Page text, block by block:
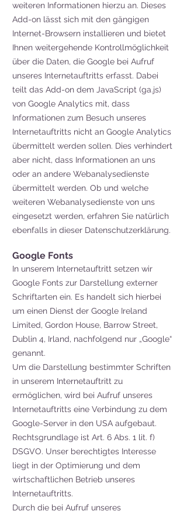
weiteren Informationen hierzu an. Dieses
Add-on lässt sich mit den gängigen
Internet-Browsern installieren und bietet
Ihnen weitergehende Kontrollmöglichkeit
über die Daten, die Google bei Aufruf
unseres Internetauftritts erfasst. Dabei
teilt das Add-on dem JavaScript (ga.js)
von Google Analytics mit, dass
Informationen zum Besuch unseres
Internetauftritts nicht an Google Analytics
übermittelt werden sollen. Dies verhindert
aber nicht, dass Informationen an uns
oder an andere Webanalysedienste
übermittelt werden. Ob und welche
weiteren Webanalysedienste von uns
eingesetzt werden, erfahren Sie natürlich
ebenfalls in dieser Datenschutzerklärung.
Google Fonts
In unserem Internetauftritt setzen wir
Google Fonts zur Darstellung externer
Schriftarten ein. Es handelt sich hierbei
um einen Dienst der Google Ireland
Limited, Gordon House, Barrow Street,
Dublin 4, Irland, nachfolgend nur „Google“
genannt.
Um die Darstellung bestimmter Schriften
in unserem Internetauftritt zu
ermöglichen, wird bei Aufruf unseres
Internetauftritts eine Verbindung zu dem
Google-Server in den USA aufgebaut.
Rechtsgrundlage ist Art. 6 Abs. 1 lit. f)
DSGVO. Unser berechtigtes Interesse
liegt in der Optimierung und dem
wirtschaftlichen Betrieb unseres
Internetauftritts.
Durch die bei Aufruf unseres